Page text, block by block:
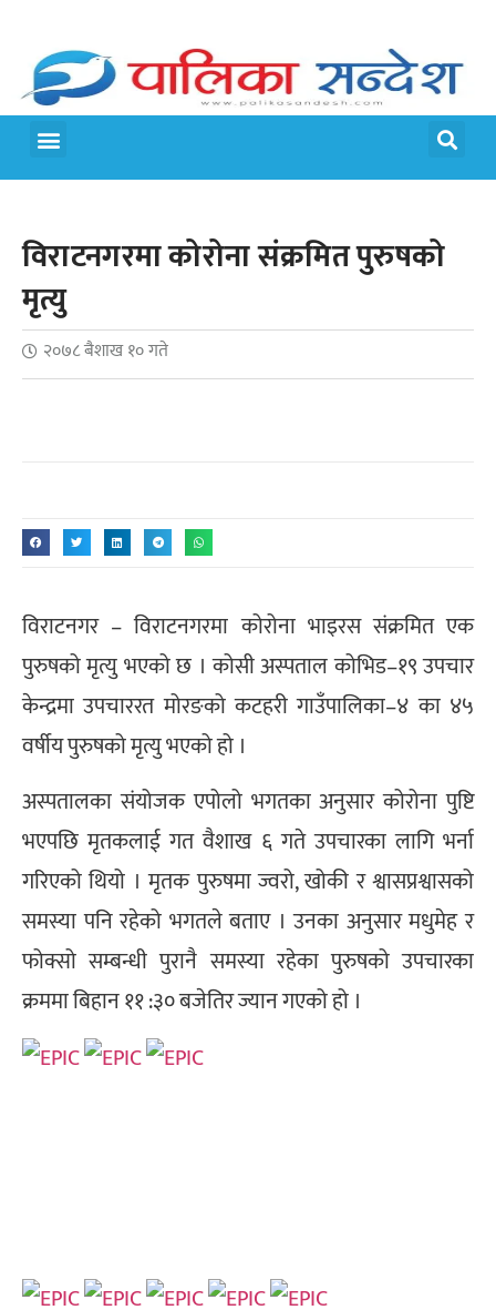
विराटनगरमा कोरोना संक्रमित पुरुषको
मृत्यु
२०७८ बैशाख १० गते
विराटनगर – विराटनगरमा कोरोना भाइरस संक्रमित एक
पुरुषको मृत्यु भएको छ । कोसी अस्पताल कोभिड–१९ उपचार
केन्द्रमा उपचाररत मोरङको कटहरी गाउँपालिका–४ का ४५
वर्षीय पुरुषको मृत्यु भएको हो ।
अस्पतालका संयोजक एपोलो भगतका अनुसार कोरोना पुष्टि
भएपछि मृतकलाई गत वैशाख ६ गते उपचारका लागि भर्ना
गरिएको थियो । मृतक पुरुषमा ज्वरो, खोकी र श्वासप्रश्वासको
समस्या पनि रहेको भगतले बताए । उनका अनुसार मधुमेह र
फोक्सो सम्बन्धी पुरानै समस्या रहेका पुरुषको उपचारका
क्रममा बिहान ११ :३० बजेतिर ज्यान गएको हो ।